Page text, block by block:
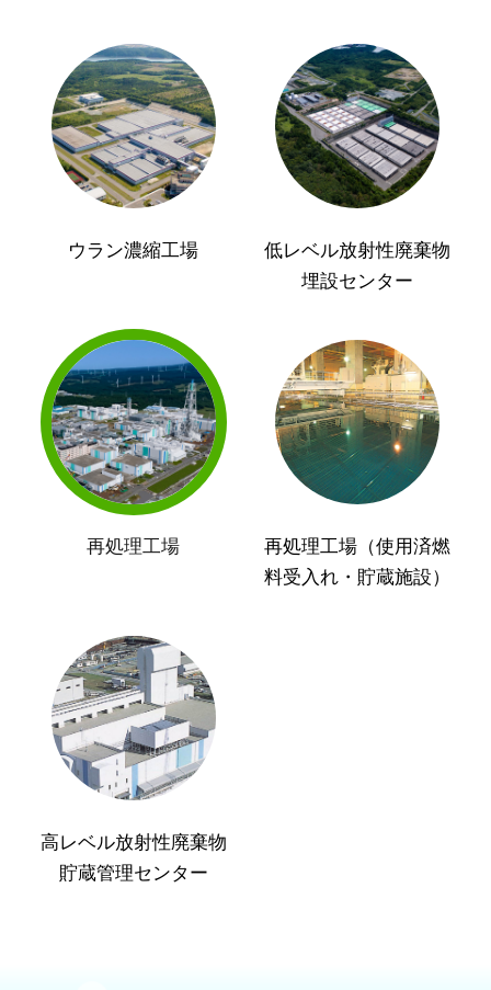
ウラン濃縮工場
低レベル放射性廃棄物
埋設センター
再処理工場
再処理工場（使用済燃
料受入れ・貯蔵施設）
高レベル放射性廃棄物
貯蔵管理センター